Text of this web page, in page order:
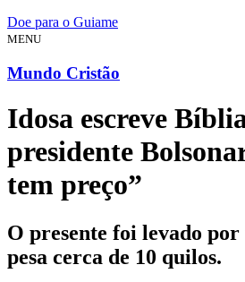
Doe para o Guiame
MENU
Mundo Cristão
Idosa escreve
presidente
tem preço”
O presente foi levado
pesa cerca de 10 quilos.